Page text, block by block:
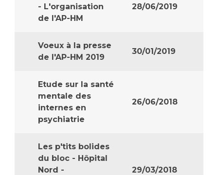
- L'organisation
de l'AP-HM
28/06/2019
Voeux à la presse
de l'AP-HM 2019
30/01/2019
Etude sur la santé
mentale des
internes en
psychiatrie
26/06/2018
Les p'tits bolides
du bloc - Hôpital
Nord -
29/03/2018